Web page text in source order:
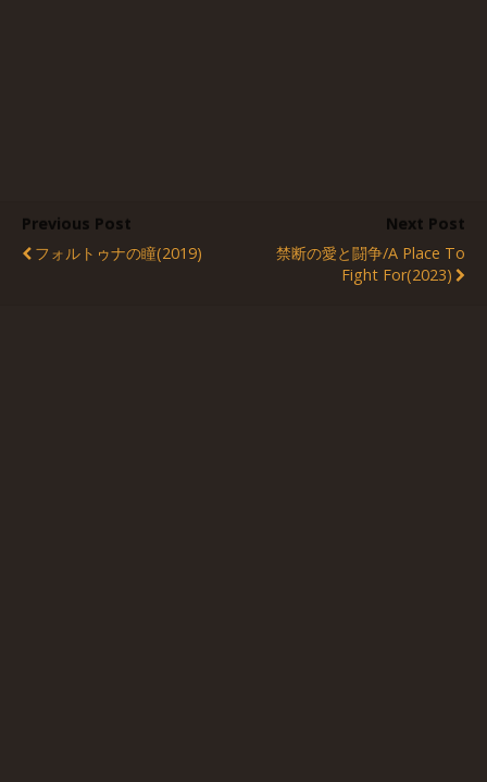
Previous Post
フォルトゥナの瞳(2019)
Next Post
禁断の愛と闘争/A Place To
Fight For(2023)